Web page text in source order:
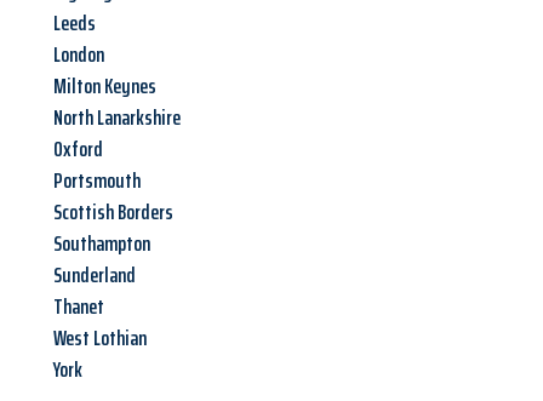
Leeds
London
Milton Keynes
North Lanarkshire
Oxford
Portsmouth
Scottish Borders
Southampton
Sunderland
Thanet
West Lothian
York